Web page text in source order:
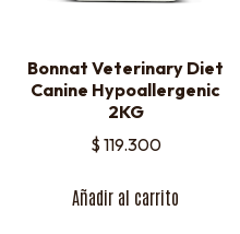
Bonnat Veterinary Diet
Canine Hypoallergenic
2KG
$ 119.300
Añadir al carrito